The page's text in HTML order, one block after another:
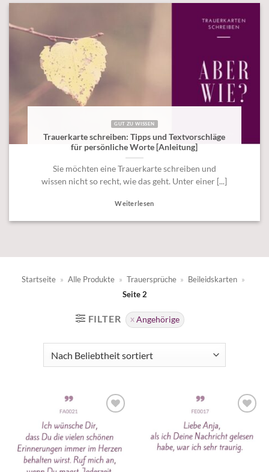
GUT ZU WISSEN
Trauerkarte schreiben: Tipps und Textvorschläge
für persönliche Worte [Anleitung]
Sie möchten eine Trauerkarte schreiben und
wissen nicht so recht, wie das geht. Unter einer [...]
Weiterlesen
Startseite » Alle Produkte » Trauersprüche » Beileidskarten »
Seite 2
FILTER Angehörige
Wunschliste
hinzufügen
Wunschliste
hinzufügen